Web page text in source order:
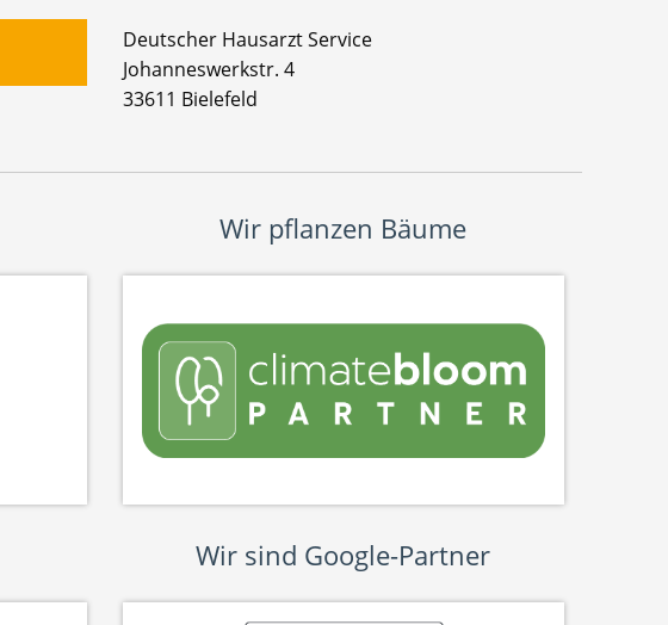
Deutscher Hausarzt Service
Johanneswerkstr. 4
33611 Bielefeld
Wir pflanzen Bäume
Wir sind Google-Partner